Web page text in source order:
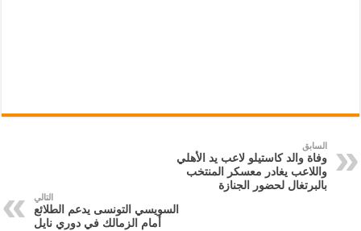
السابق
وفاة والد كاستيلو لاعب يد الأهلي
واللاعب يغادر معسكر المنتخب
بالبرتغال لحضور الجنازة
التالي
السويسي التونسى يدعم الطلائع
أمام الزمالك في دوري نايل